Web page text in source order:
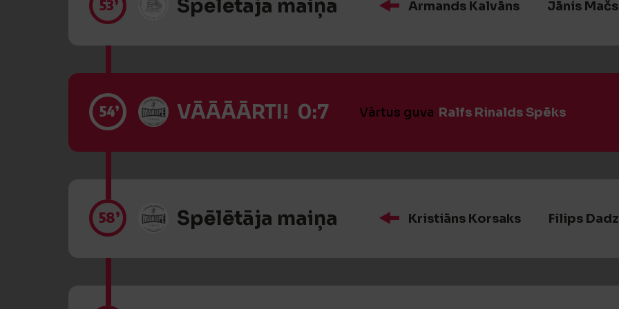
53’ Spēlētāja maiņa Armands Kalvāns Jānis Mačs
54’ VĀĀĀĀRTI! 0:7 Vārtus guva Ralfs Rinalds Spēks
58’ Spēlētāja maiņa Kristiāns Korsaks Filips